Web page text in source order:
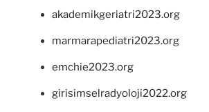
akademikgeriatri2023.org
marmarapediatri2023.org
emchie2023.org
girisimselradyoloji2022.org